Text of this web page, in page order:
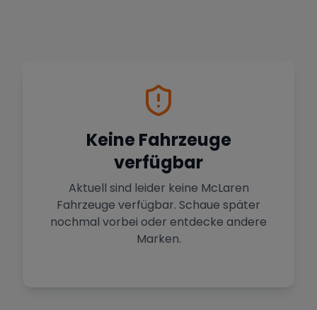
Hamburg
Premium-Fahrzeuge im Norden
Stuttgart
Heimat von Porsche & Mercedes
Mehr Standorte anzeigen
Marke Zurücksetzen (
Keine Fahrzeuge
verfügbar
Aktuell sind leider keine McLaren
Fahrzeuge verfügbar. Schaue später
nochmal vorbei oder entdecke andere
Marken.